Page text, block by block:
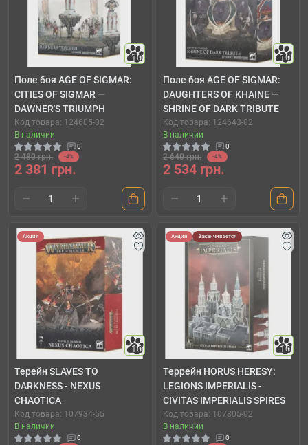
10
Поле боя AGE OF SIGMAR:
CITIES OF SIGMAR —
DAWNER'S TRIUMPH
Код товара: 124605-02
В наличии
0
2 480 грн. -4%
2 381 грн.
10
Поле боя AGE OF SIGMAR:
DAUGHTERS OF KHAINE —
SHRINE OF DARK TRIBUTE
Код товара: 124643-02
В наличии
0
2 640 грн. -4%
2 534 грн.
Акция
10
Терейн SLAVES TO
DARKNESS - NEXUS
CHAOTICA
Код товара: 107934-55
В наличии
0
Акция Заканчивается
10
Террейн HORUS HERESY:
LEGIONS IMPERIALIS -
CIVITAS IMPERIALIS SPIRES
Код товара: 107805-02
В наличии
0